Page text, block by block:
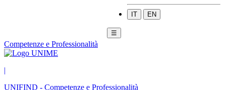
IT EN
☰
Competenze e Professionalità
|
UNIFIND - Competenze e Professionalità